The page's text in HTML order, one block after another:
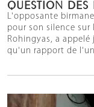
QUESTION DES
L'opposante
pour son silence sur
Rohingyas, a appelé
qu'un rapport de